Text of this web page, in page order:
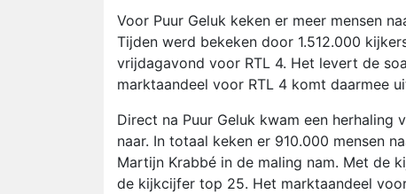
Voor Puur Geluk keken er meer mensen
Tijden werd bekeken door 1.512.000
vrijdagavond voor RTL 4. Het levert de
marktaandeel voor RTL 4 komt daarmee
Direct na Puur Geluk kwam een herhaling
naar. In totaal keken er 910.000 mensen
Martijn Krabbé in de maling nam. Met de
de kijkcijfer top 25. Het marktaandeel